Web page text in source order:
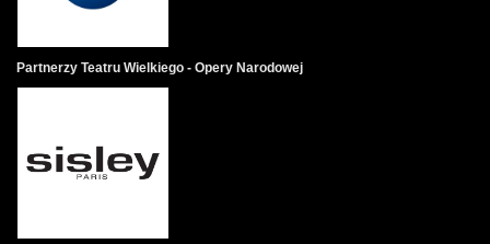
Partnerzy Teatru Wielkiego - Opery Narodowej